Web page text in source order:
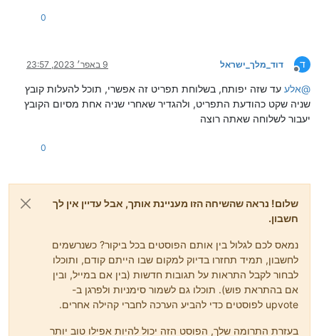
0
ד
מנותק
דוד_מלך_ישראל 9 באפר׳ 2023, 23:57
@אלע עד שזה יפותח, בשלוחת תפריט זה אפשרי, תוכל להעלות קובץ
שניה שקט כהודעת התפריט, ולהגדיר שאחרי שניה אחת מסיום הקובץ
יעבור לשלוחה שאתה רוצה
0
שלום! נראה שהשיחה הזו מעניינת אותך, אבל עדיין אין לך
חשבון.
נמאס לכם לגלול בין אותם הפוסטים בכל ביקור? כשנרשמים
לחשבון, תמיד תחזרו בדיוק למקום שבו הייתם קודם, ותוכלו
לבחור לקבל התראות על תגובות חדשות (בין אם במייל, ובין
אם בהתראת פוש). תוכלו גם לשמור סימניות ולפרגן ב-
upvote לפוסטים כדי להביע הערכה לחברי קהילה אחרים.
בעזרת התרומה שלך, הפוסט הזה יכול להיות אפילו טוב יותר